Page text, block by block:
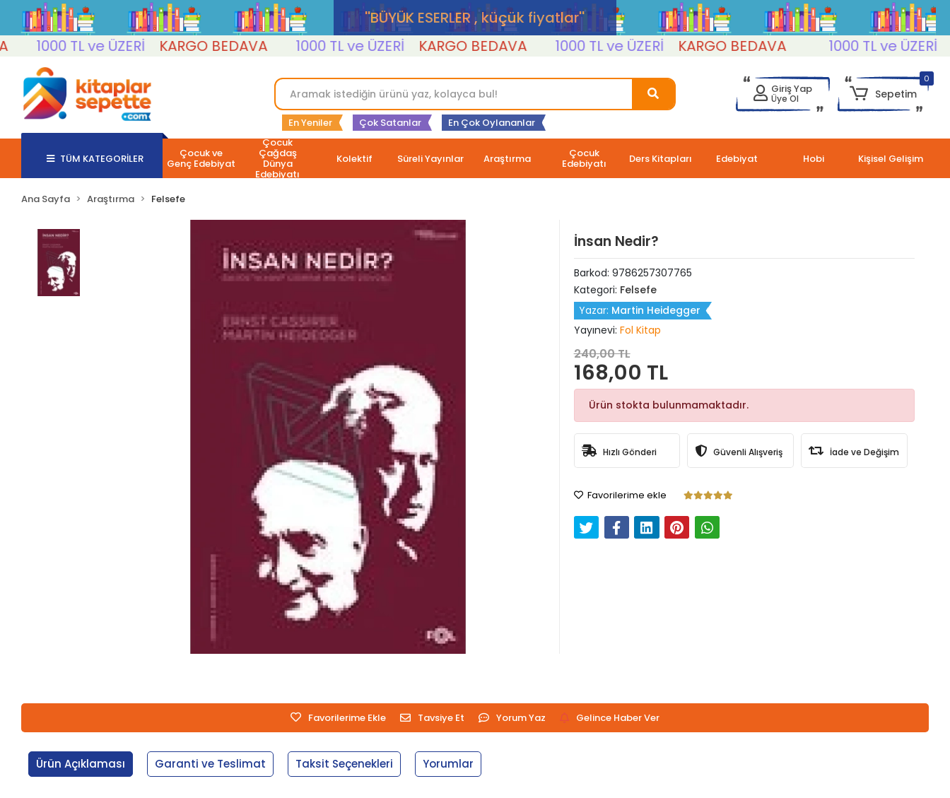
''BÜYÜK ESERLER , küçük fiyatlar''
1000 TL ve ÜZERİ
KARGO BEDAVA 1000 TL ve ÜZERİ KARGO BEDAVA 1000 TL ve ÜZERİ KARGO BEDAVA 1000 TL ve ÜZERİ
En Yeniler Çok Satanlar En Çok Oylananlar
Giriş Yap
Üye Ol
0
Sepetim
TÜM KATEGORİLER Çocuk ve
Genç Edebiyat
Çocuk
Çağdaş
Dünya
Edebiyatı
Kolektif Süreli Yayınlar Araştırma Çocuk
Edebiyatı Ders Kitapları Edebiyat Hobi Kişisel Gelişim
Ana Sayfa Araştırma Felsefe
İnsan Nedir?
Barkod: 9786257307765
Kategori: Felsefe
Yazar: Martin Heidegger
Yayınevi: Fol Kitap
240,00 TL
168,00 TL
Ürün stokta bulunmamaktadır.
Hızlı Gönderi Güvenli Alışveriş İade ve Değişim
Favorilerime ekle
Favorilerime Ekle Tavsiye Et Yorum Yaz Gelince Haber Ver
Ürün Açıklaması Garanti ve Teslimat Taksit Seçenekleri Yorumlar